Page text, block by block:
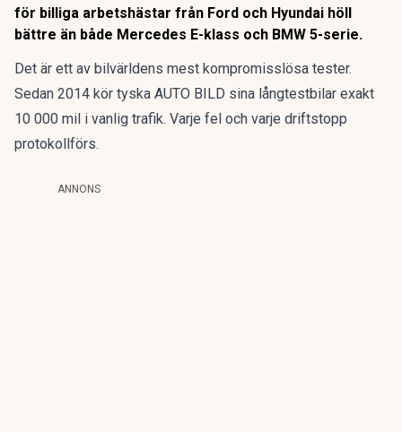
för billiga arbetshästar från Ford och Hyundai höll
bättre än både Mercedes E-klass och BMW 5-serie.
Det är ett av bilvärldens mest kompromisslösa tester.
Sedan 2014 kör tyska AUTO BILD sina långtestbilar exakt
10 000 mil i vanlig trafik. Varje fel och varje driftstopp
protokollförs.
ANNONS